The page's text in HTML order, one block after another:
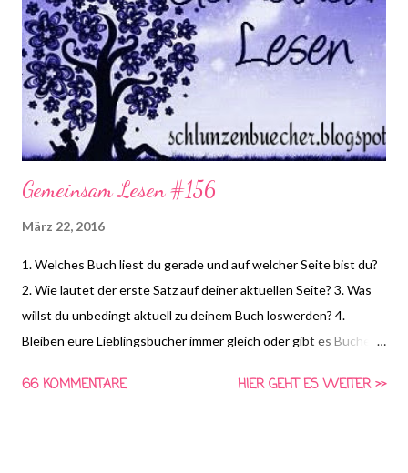
auch nach Dienstag noch beantwortet werden. Bitte benutzt
bei einer Teilnahme das Gemeinsam-Lesen Logo!
Gemeinsam Lesen #156
März 22, 2016
1. Welches Buch liest du gerade und auf welcher Seite bist du?
2. Wie lautet der erste Satz auf deiner aktuellen Seite? 3. Was
willst du unbedingt aktuell zu deinem Buch loswerden? 4.
Bleiben eure Lieblingsbücher immer gleich oder gibt es Bücher,
mal nicht mochtet und jetzt liebt? Und welche Bücehr sind das?
66 KOMMENTARE HIER GEHT ES WEITER >>